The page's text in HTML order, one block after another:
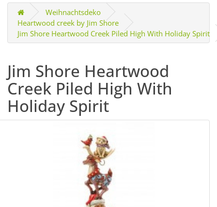
Weihnachtsdeko
Heartwood creek by Jim Shore
Jim Shore Heartwood Creek Piled High With Holiday Spirit
Jim Shore Heartwood
Creek Piled High With
Holiday Spirit